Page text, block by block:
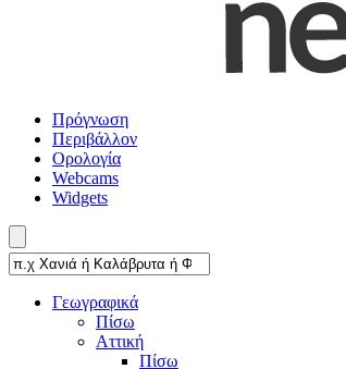
Πρόγνωση
Περιβάλλον
Ορολογία
Webcams
Widgets
Γεωγραφικά
Πίσω
Αττική
Πίσω